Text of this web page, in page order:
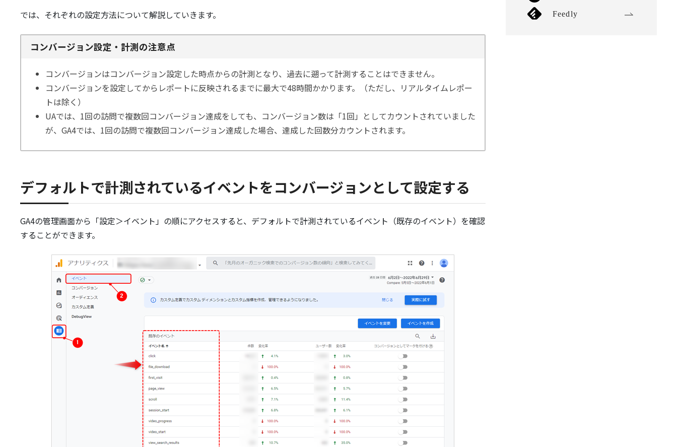
では、それぞれの設定方法について解説していきます。
コンバージョン設定・計測の注意点
コンバージョンはコンバージョン設定した時点からの計測となり、過去に遡って計測することはできません。
コンバージョンを設定してからレポートに反映されるまでに最大で48時間かかります。（ただし、リアルタイムレポー
トは除く）
UAでは、1回の訪問で複数回コンバージョン達成をしても、コンバージョン数は「1回」としてカウントされていました
が、GA4では、1回の訪問で複数回コンバージョン達成した場合、達成した回数分カウントされます。
デフォルトで計測されているイベントをコンバージョンとして設定する
GA4の管理画面から「設定＞イベント」の順にアクセスすると、デフォルトで計測されているイベント（既存のイベント）を確認
することができます。
Feedly